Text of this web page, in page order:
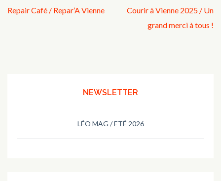
Navigation
Repair Café / Repar’A Vienne
Courir à Vienne 2025 / Un
grand merci à tous !
NEWSLETTER
LÉO MAG / ETÉ 2026